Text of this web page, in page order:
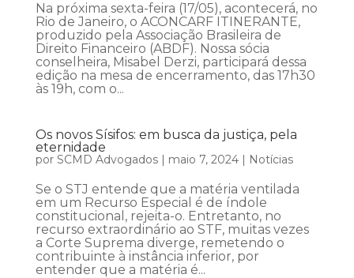
Na próxima sexta-feira (17/05), acontecerá, no
Rio de Janeiro, o ACONCARF ITINERANTE,
produzido pela Associação Brasileira de
Direito Financeiro (ABDF). Nossa sócia
conselheira, Misabel Derzi, participará dessa
edição na mesa de encerramento, das 17h30
às 19h, com o...
Os novos Sísifos: em busca da justiça, pela
eternidade
por SCMD Advogados| maio 7, 2024| Notícias
Se o STJ entende que a matéria ventilada
em um Recurso Especial é de índole
constitucional, rejeita-o. Entretanto, no
recurso extraordinário ao STF, muitas vezes
a Corte Suprema diverge, remetendo o
contribuinte à instância inferior, por
entender que a matéria é...